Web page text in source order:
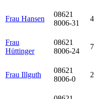
Frau Hansen
08621
8006-31
4
Frau
Hüttinger
08621
8006-24
7
Frau Illguth
08621
8006-0
2